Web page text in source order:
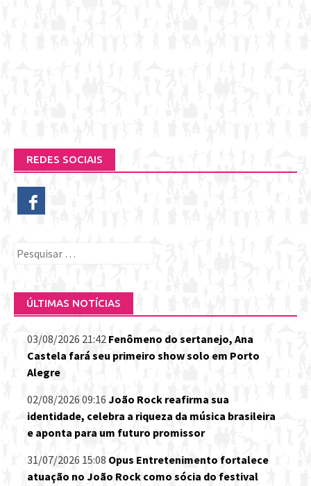
REDES SOCIAIS
Pesquisar
ÚLTIMAS NOTÍCIAS
03/08/2026 21:42 Fenômeno do sertanejo, Ana
Castela fará seu primeiro show solo em Porto
Alegre
02/08/2026 09:16 João Rock reafirma sua
identidade, celebra a riqueza da música brasileira
e aponta para um futuro promissor
31/07/2026 15:08 Opus Entretenimento fortalece
atuação no João Rock como sócia do festival